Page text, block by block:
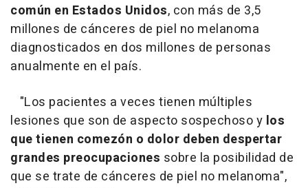
común en Estados Unidos, con más de 3,5
millones de cánceres de piel no melanoma
diagnosticados en dos millones de personas
anualmente en el país.
"Los pacientes a veces tienen múltiples
lesiones que son de aspecto sospechoso y los
que tienen comezón o dolor deben despertar
grandes preocupaciones sobre la posibilidad de
que se trate de cánceres de piel no melanoma",